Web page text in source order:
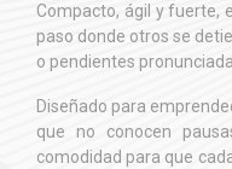
Compacto, ágil y fuerte,
paso donde otros se
o pendientes
Diseñado para
que no conocen
comodidad para que